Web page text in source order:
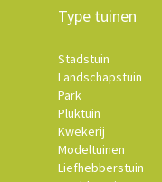
Type tuinen
Stadstuin
Landschapstuin
Park
Pluktuin
Kwekerij
Modeltuinen
Liefhebberstuin